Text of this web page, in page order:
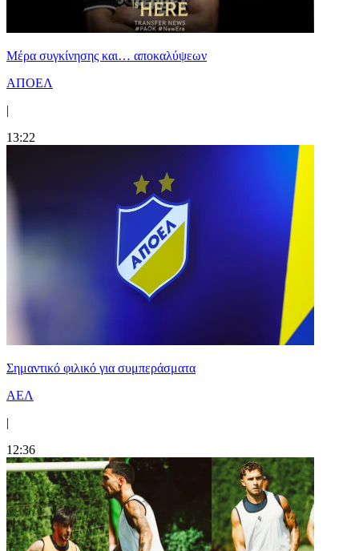
Mέρα συγκίνησης και… αποκαλύψεων
ΑΠΟΕΛ
|
13:22
Σημαντικό φιλικό για συμπεράσματα
ΑΕΛ
|
12:36